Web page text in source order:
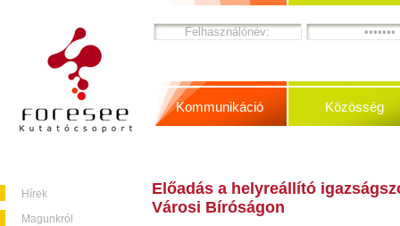
Hírek
Magunkról
Kommunikáció Közösség
Előadás a helyreállító
Városi Bíróságon